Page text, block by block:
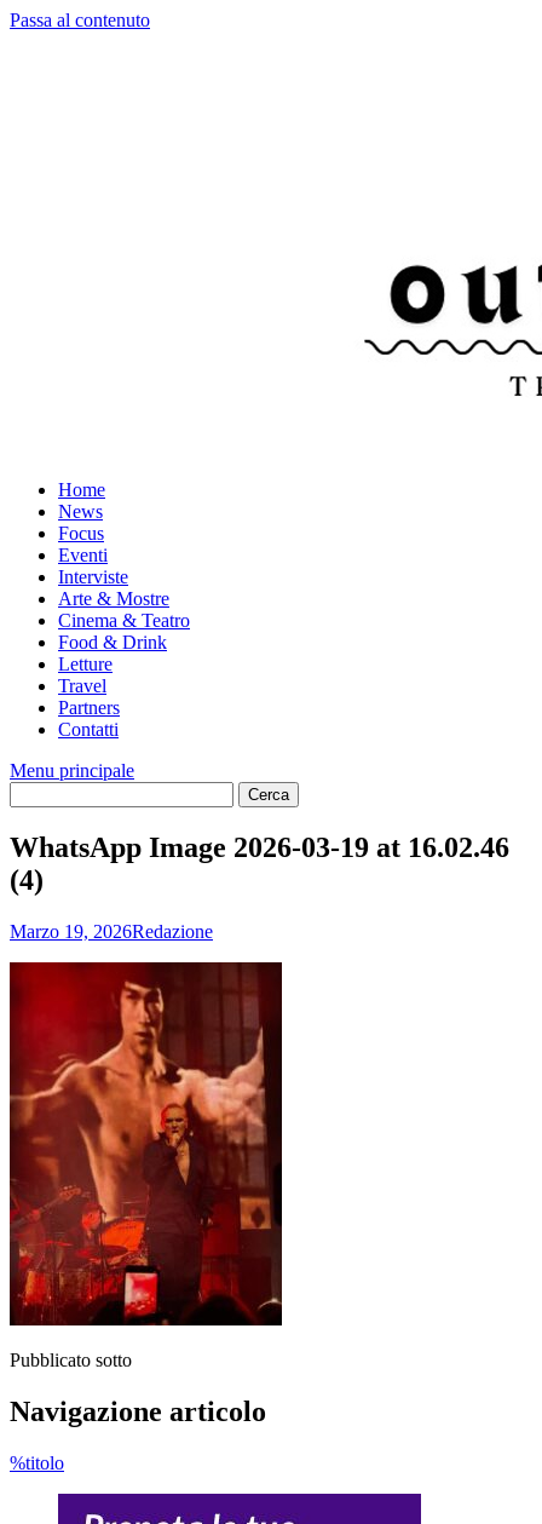
Passa al contenuto
Home
News
Focus
Eventi
Interviste
Arte & Mostre
Cinema & Teatro
Food & Drink
Letture
Travel
Partners
Contatti
Menu principale
WhatsApp Image 2026-03-19 at 16.02.46
(4)
Marzo 19, 2026Redazione
Pubblicato sotto
Navigazione articolo
%titolo